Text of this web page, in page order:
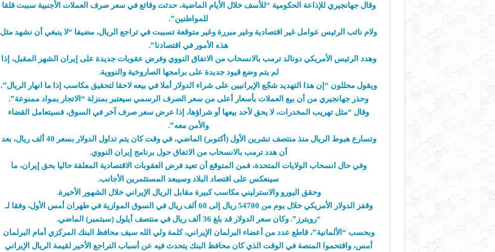
وقال جهانجيري للإذاعة الحكومية “للأسف خلال الأيام الماضية، حدثت وقائع في سعر صرف العملات الأجنبية سببت قلقا
للمواطنين”.
ولام نائب الرئيس عوامل غير اقتصادية وغير مبررة وغير متوقعة تسببت في تراجع الريال، مضيفا “لا ينبغي أن نشهد مثل
هذه الأمور في اقتصادنا”.
وهدد الرئيس الأمريكي دونالد ترمب بالانسحاب من الاتفاق النووي وفرض عقوبات جديدة على إيران الشهر المقبل، إذا
لم يتم وضع قيود جديدة على برامجها الصاروخية والنووية.
ويقول محللون “إن هذا التهديد شجّع الإيرانيين على شراء الدولار أملا في بيعه لاحقا لتحقيق مكاسب إذا ما انهار الريال”.
وحذر جهانجيري من أن بيع العملات بأسعار أعلى من سعر الصرف الرسمي سيعتبر بمنزلة “الاتجار بمواد ممنوعة”.
وقال “مثل تهريب المخدرات، لا يحق لأحد بيعها أو شراؤها، إذا عرض سعر صرف آخر في السوق، فسيتعامل القضاء
والأمن معه”.
وتسارع هبوط الريال منذ منتصف تشرين الأول (أكتوبر) الماضي، في وقت كان يتم تداول الدولار بسعر 40 ألف ريال، بعد
أن هدد ترمب بالانسحاب من الاتفاق حول برنامج إيران النووي.
وفي حال انسحاب الولايات المتحدة، فمن المتوقع أن تعيد فرض العقوبات الاقتصادية المعلقة حاليا بحق إيران، ما
سينعكس على اقتصاد البلاد وسيبعد المستثمرين الأجانب.
وحقق اليورو والاسترليني مكاسب كبيرة مقابل الريال الإيراني خلال الشهور الأخيرة.
وقفز الدولار الأمريكي خلال يوم من 54700 ريال إلى 60 ألف ريال في السوق الموازية في طهران أمس الأول، وفقا لـ
“رويترز”. وكان سعر الدولار قد بلغ 36 ألف ريال في منتصف أيلول (سبتمبر) الماضي.
وبحسب “الألمانية”، قاطع عدد من أعضاء البرلمان الإيراني، كلمة ولي الله سيف محافظ البنك المركزي أمام البرلمان
أمس، واقتحموا المنصة في الوقت الذي كان محافظ البنك يتحدث فيه عن أسباب التراجع الأخير لقيمة الريال الإيراني